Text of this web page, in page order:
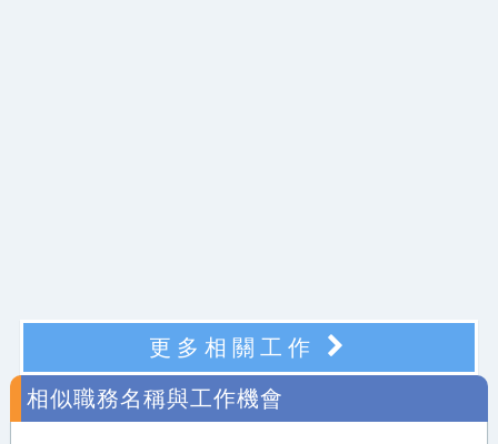
更多相關工作
相似職務名稱與工作機會